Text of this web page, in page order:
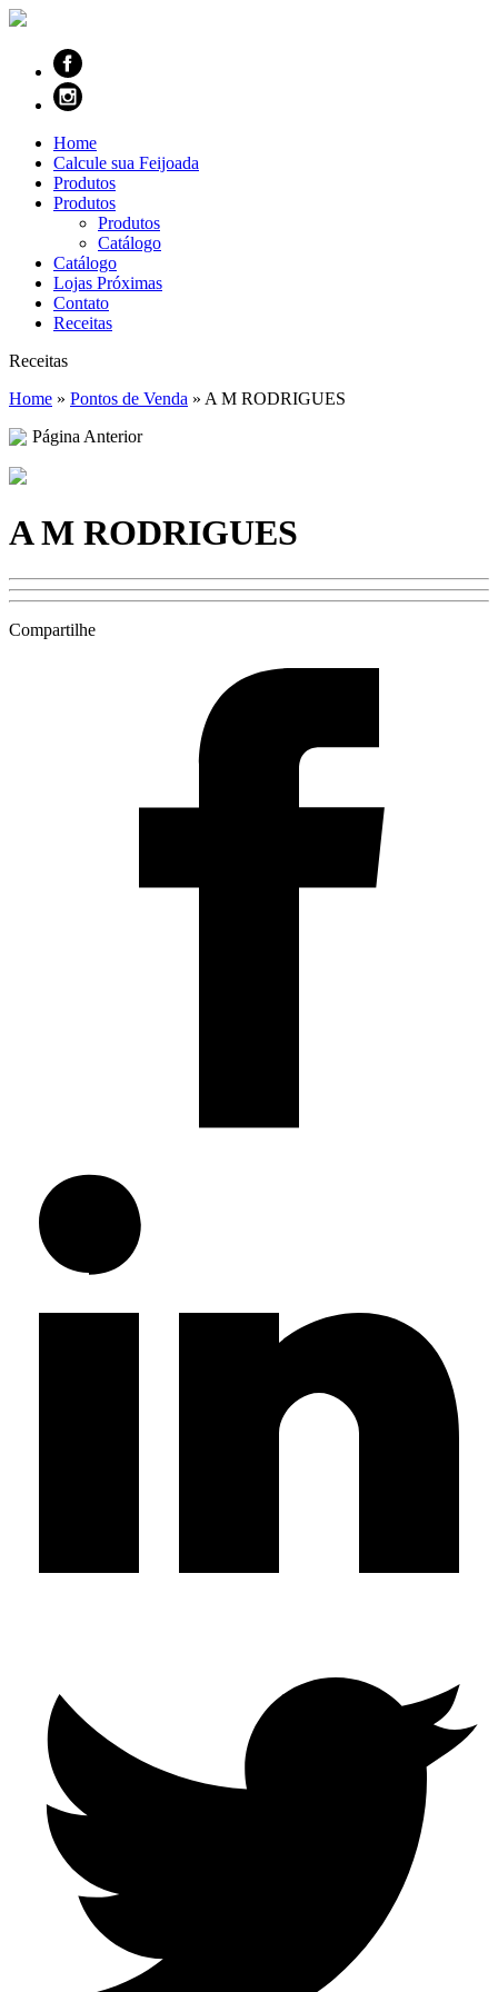
Home
Calcule sua Feijoada
Produtos
Produtos
Produtos
Catálogo
Catálogo
Lojas Próximas
Contato
Receitas
Receitas
Home » Pontos de Venda » A M RODRIGUES
Página Anterior
A M RODRIGUES
Compartilhe